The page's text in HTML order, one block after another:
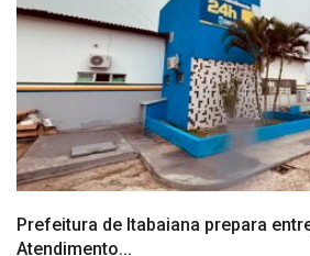
Prefeitura de Itabaiana prepara
Atendimento...